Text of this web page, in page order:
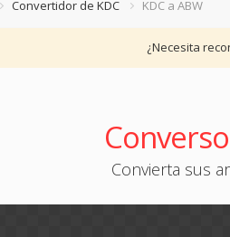
Convertidor de KDC KDC a ABW
¿Necesita
Convierta sus